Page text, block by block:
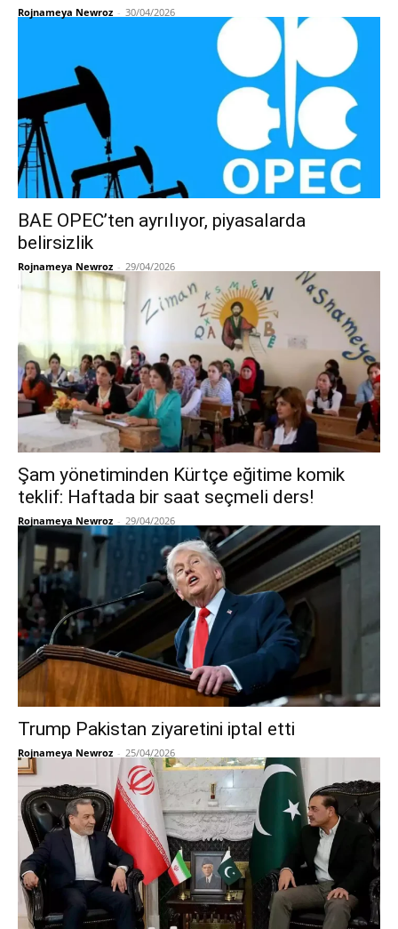
Rojnameya Newroz - 30/04/2026
BAE OPEC’ten ayrılıyor, piyasalarda
belirsizlik
Rojnameya Newroz - 29/04/2026
Şam yönetiminden Kürtçe eğitime komik
teklif: Haftada bir saat seçmeli ders!
Rojnameya Newroz - 29/04/2026
Trump Pakistan ziyaretini iptal etti
Rojnameya Newroz - 25/04/2026